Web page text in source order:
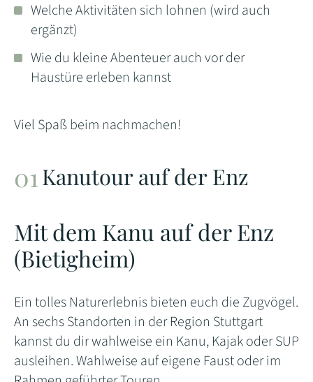
Welche Aktivitäten sich lohnen (wird auch
ergänzt)
Wie du kleine Abenteuer auch vor der
Haustüre erleben kannst
Viel Spaß beim nachmachen!
Kanutour auf der Enz
Mit dem Kanu auf der Enz
(Bietigheim)
Ein tolles Naturerlebnis bieten euch die Zugvögel.
An sechs Standorten in der Region Stuttgart
kannst du dir wahlweise ein Kanu, Kajak oder SUP
ausleihen. Wahlweise auf eigene Faust oder im